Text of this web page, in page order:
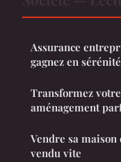
Assurance
gagnez en sérénité
Transformez
aménagement
Vendre sa
vendu vite